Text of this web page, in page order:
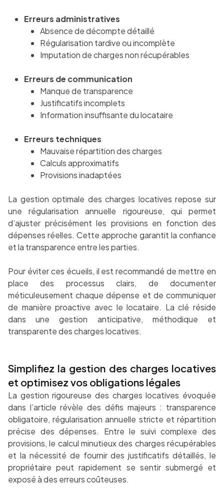
Erreurs administratives
Absence de décompte détaillé
Régularisation tardive ou incomplète
Imputation de charges non récupérables
Erreurs de communication
Manque de transparence
Justificatifs incomplets
Information insuffisante du locataire
Erreurs techniques
Mauvaise répartition des charges
Calculs approximatifs
Provisions inadaptées
La gestion optimale des charges locatives repose sur
une régularisation annuelle rigoureuse, qui permet
d’ajuster précisément les provisions en fonction des
dépenses réelles. Cette approche garantit la confiance
et la transparence entre les parties.
Pour éviter ces écueils, il est recommandé de mettre en
place des processus clairs, de documenter
méticuleusement chaque dépense et de communiquer
de manière proactive avec le locataire. La clé réside
dans une gestion anticipative, méthodique et
transparente des charges locatives.
Simplifiez la gestion des charges locatives
et optimisez vos obligations légales
La gestion rigoureuse des charges locatives évoquée
dans l’article révèle des défis majeurs : transparence
obligatoire, régularisation annuelle stricte et répartition
précise des dépenses. Entre le suivi complexe des
provisions, le calcul minutieux des charges récupérables
et la nécessité de fournir des justificatifs détaillés, le
propriétaire peut rapidement se sentir submergé et
exposé à des erreurs coûteuses.